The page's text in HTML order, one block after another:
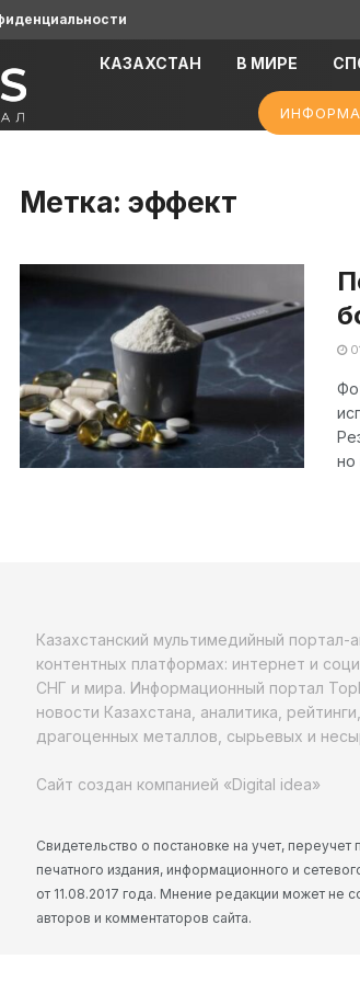
КАЗАХСТАН В МИРЕ
Метка: эффект
но
Казахстанский мультимедийный
контентных платформах: интернет и
СНГ и мира. Информационный портал
новости Казахстана, аналитика,
драгоценных металлов, сырьевых и
Сайт создан компанией «Digital idea»
Свидетельство о постановке на учет, переучет
печатного издания, информационного и
от 11.08.2017 года. Мнение редакции может не
авторов и комментаторов сайта.